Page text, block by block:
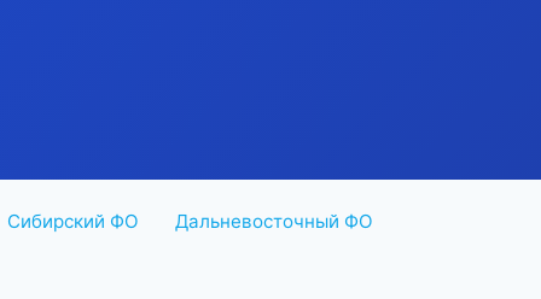
Сибирский ФО Дальневосточный ФО